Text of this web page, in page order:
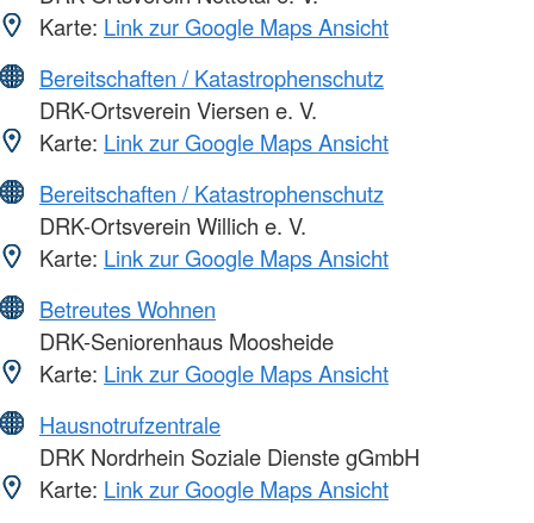
Karte: Link zur Google Maps Ansicht
Bereitschaften / Katastrophenschutz
DRK-Ortsverein Viersen e. V.
Karte: Link zur Google Maps Ansicht
Bereitschaften / Katastrophenschutz
DRK-Ortsverein Willich e. V.
Karte: Link zur Google Maps Ansicht
Betreutes Wohnen
DRK-Seniorenhaus Moosheide
Karte: Link zur Google Maps Ansicht
Hausnotrufzentrale
DRK Nordrhein Soziale Dienste gGmbH
Karte: Link zur Google Maps Ansicht